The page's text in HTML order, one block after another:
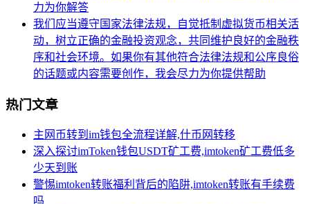
力为你解答
我们应当遵守国家法律法规，自觉抵制虚拟货币相关活
动，树立正确的金融投资观念，共同维护良好的金融秩
序和社会环境。如果你有其他符合法律法规和公序良俗
的话题或内容需要创作，我会尽力为你提供帮助
热门文章
主网币转到im钱包全流程详解,什币网转移
深入探讨imToken钱包USDT矿工费,imtoken矿工费低多
少天到账
警惕imtoken转账福利背后的陷阱,imtoken转账有手续费
吗